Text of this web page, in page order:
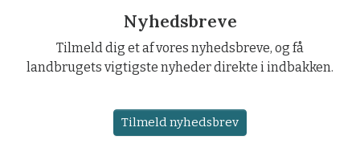
Nyhedsbreve
Tilmeld dig et af vores nyhedsbreve, og få
landbrugets vigtigste nyheder direkte i indbakken.
Tilmeld nyhedsbrev